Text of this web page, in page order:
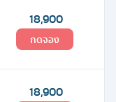
18,900
กดจอง
18,900